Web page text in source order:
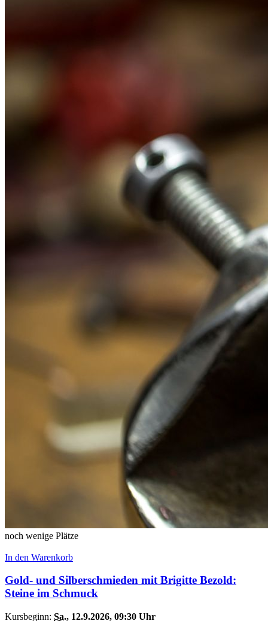
noch wenige Plätze
In den Warenkorb
Gold- und Silberschmieden mit Brigitte Bezold:
Steine im Schmuck
Kursbeginn: Sa., 12.9.2026, 09:30 Uhr